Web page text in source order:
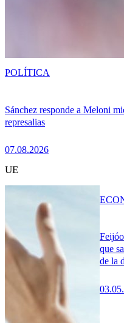
Sánchez responde a Meloni
represalias
07.08.2026
POLÍTICA
UE
que
de la